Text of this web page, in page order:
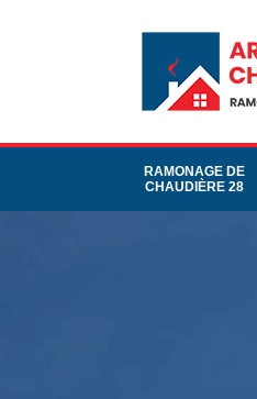
RAMONAGE DE
CHAUDIÈRE 28